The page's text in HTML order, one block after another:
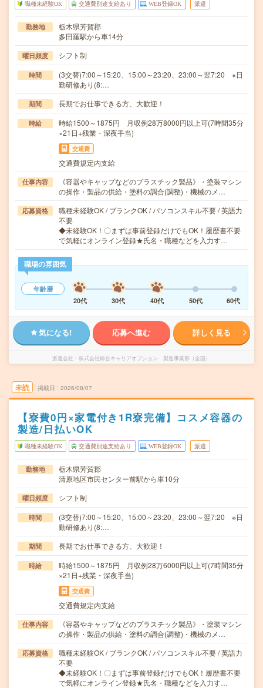
職種未経験OK 交通費別途支給あり WEB登録OK 派遣
勤務地
栃木県芳賀郡
多田羅駅から車14分
曜日頻度 シフト制
時間
(3交替)7:00～15:20、15:00～23:20、23:00～翌7:20 ※日
勤研修あり(8:…
期間 長期でお仕事できる方、大歓迎！
時給
時給1500～1875円 月収例28万8000円以上可(7時間35分
×21日+残業・深夜手当)
交通費
交通費規定内支給
仕事内容
《容器やキャップなどのプラスチック製品》・塗装マシン
の操作・製品の供給・塗料の調合(調整)・機械のメ…
応募資格
職種未経験OK / ブランクOK / パソコンスキル不要 / 英語力
不要
◆未経験OK！〇まずは事前登録だけでもOK！履歴書不要
で気軽にオンライン登録★氏名・職種などを入力す…
職場の雰囲気
年齢層
20代
30代 40代 50代 60代
気になる! 応募へ進む 詳しく見る
派遣会社 株式会社綜合キャリアオプション 製造事業部（全国）
未読 掲載日 2026/08/07
【寮費0円×家電付き1R寮完備】コスメ容器の
製造/日払いOK
職種未経験OK 交通費別途支給あり WEB登録OK 派遣
勤務地
栃木県芳賀郡
清原地区市民センター前駅から車10分
曜日頻度 シフト制
時間
(3交替)7:00～15:20、15:00～23:20、23:00～翌7:20 ※日
勤研修あり(8:…
期間 長期でお仕事できる方、大歓迎！
時給
時給1500～1875円 月収例28万6000円以上可(7時間35分
×21日+残業・深夜手当)
交通費
交通費規定内支給
仕事内容
《容器やキャップなどのプラスチック製品》・塗装マシン
の操作・製品の供給・塗料の調合(調整)・機械のメ…
応募資格
職種未経験OK / ブランクOK / パソコンスキル不要 / 英語力
不要
◆未経験OK！〇まずは事前登録だけでもOK！履歴書不要
で気軽にオンライン登録★氏名・職種などを入力す…